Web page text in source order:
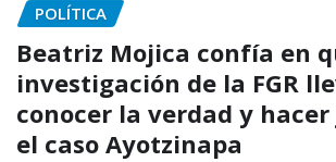
POLÍTICA
Beatriz Mojica confía en
investigación de la FGR
conocer la verdad y
el caso Ayotzinapa